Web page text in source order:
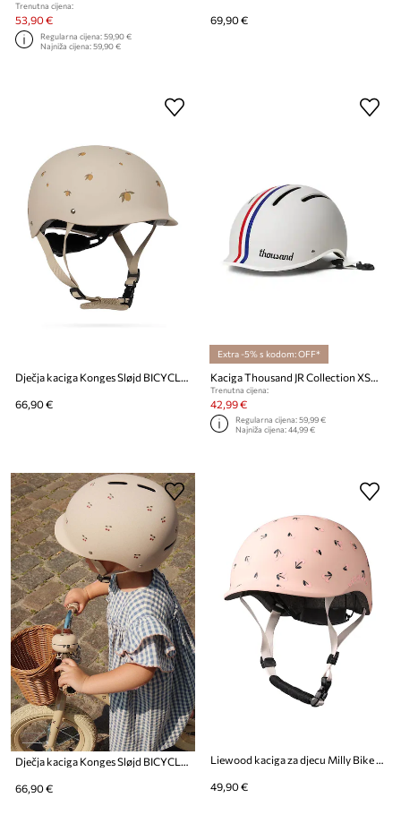
Trenutna cijena:
53,90 €
Regularna cijena:59,90 €
Najniža cijena:59,90 €
69,90 €
Dječja kaciga Konges Sløjd BICYCLE HELMET
66,90 €
Extra -5% s kodom: OFF*
Kaciga Thousand JR Collection XSmall
Trenutna cijena:
42,99 €
Regularna cijena:59,99 €
Najniža cijena:44,99 €
Dječja kaciga Konges Sløjd BICYCLE HELMET
66,90 €
Liewood kaciga za djecu Milly Bike Helmet
49,90 €